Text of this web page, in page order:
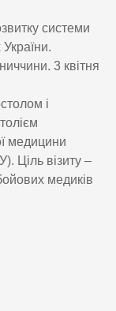
системи
3 квітня
і
медицини
Ціль візиту –
медиків